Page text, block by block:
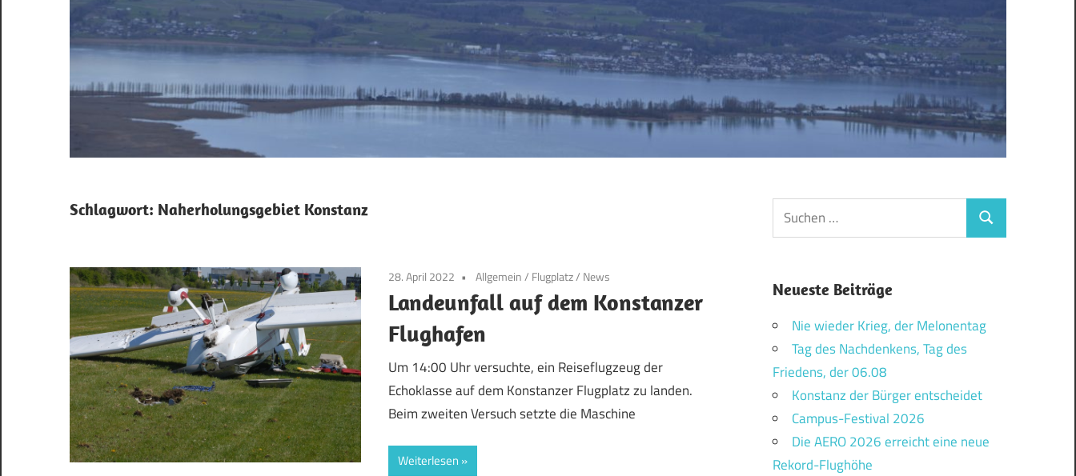
Schlagwort: Naherholungsgebiet Konstanz
28. April 2022 Allgemein/ Flugplatz/ News
Landeunfall auf dem Konstanzer
Flughafen
Um 14:00 Uhr versuchte, ein Reiseflugzeug der
Echoklasse auf dem Konstanzer Flugplatz zu landen.
Beim zweiten Versuch setzte die Maschine
Weiterlesen
Suchen
nach:
Suchen
Neueste Beiträge
Nie wieder Krieg, der Melonentag
Tag des Nachdenkens, Tag des
Friedens, der 06.08
Konstanz der Bürger entscheidet
Campus-Festival 2026
Die AERO 2026 erreicht eine neue
Rekord-Flughöhe